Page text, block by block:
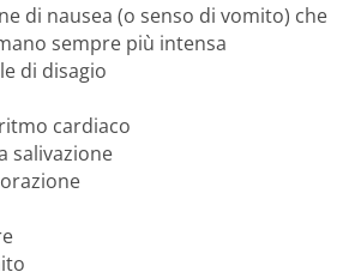
di nausea (o senso di vomito) che
sempre più intensa
di disagio
cardiaco
salivazione